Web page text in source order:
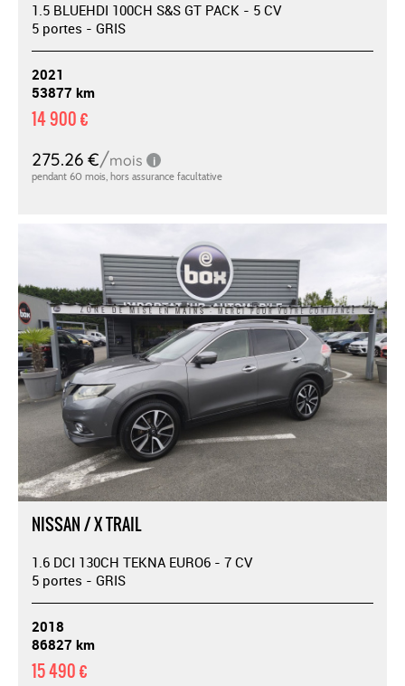
1.5 BLUEHDI 100CH S&S GT PACK - 5 CV
5 portes - GRIS
2021
53877 km
14 900 €
NISSAN / X TRAIL
1.6 DCI 130CH TEKNA EURO6 - 7 CV
5 portes - GRIS
2018
86827 km
15 490 €